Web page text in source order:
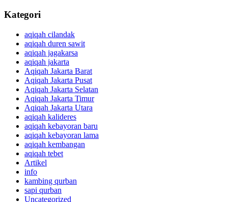
Kategori
aqiqah cilandak
aqiqah duren sawit
aqiqah jagakarsa
aqiqah jakarta
Aqiqah Jakarta Barat
Aqiqah Jakarta Pusat
Aqiqah Jakarta Selatan
Aqiqah Jakarta Timur
Aqiqah Jakarta Utara
aqiqah kalideres
aqiqah kebayoran baru
aqiqah kebayoran lama
aqiqah kembangan
aqiqah tebet
Artikel
info
kambing qurban
sapi qurban
Uncategorized